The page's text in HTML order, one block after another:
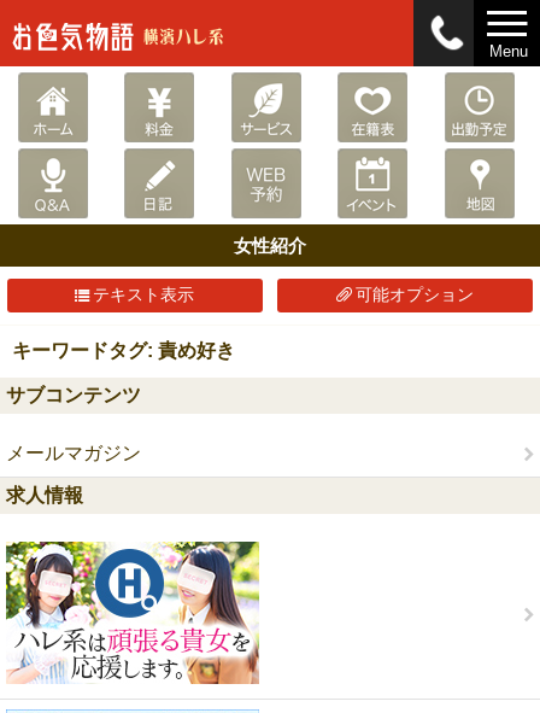
Menu
女性紹介
テキスト表示 可能オプション
キーワードタグ: 責め好き
サブコンテンツ
メールマガジン
求人情報